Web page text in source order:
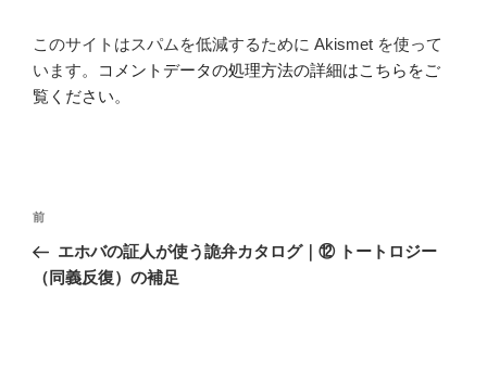
このサイトはスパムを低減するために Akismet を使って
います。
コメントデータの処理方法の詳細はこちらをご
覧ください。
投
ナ
前
の
投
前
エホバの証人が使う詭弁カタログ｜⑫ トートロジー
（同義反復）の補足